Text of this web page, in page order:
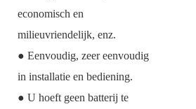
economisch en
milieuvriendelijk, enz.
● Eenvoudig, zeer eenvoudig
in installatie en bediening.
● U hoeft geen batterij te